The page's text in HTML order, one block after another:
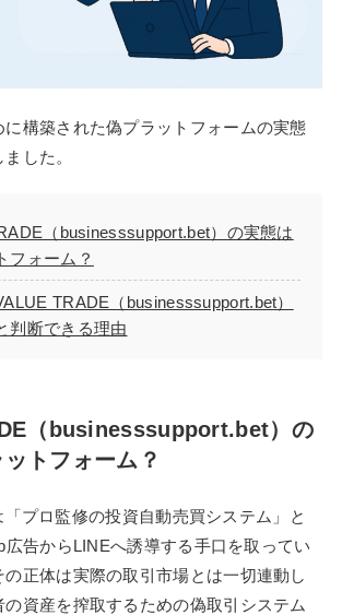
構築された偽プラットフォームの実態
した。
（businesssupport.bet）の実態は
フォーム？
TRADE（businesssupport.bet）
判断できる理由
（businesssupport.bet）の
トフォーム？
プロ監修の投資自動売買システム」と
広告からLINEへ誘導する手口を取ってい
の正体は実際の取引市場とは一切連動し
資産を搾取するための偽取引システム